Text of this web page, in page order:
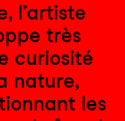
l’artiste
très
curiosité
nature,
les